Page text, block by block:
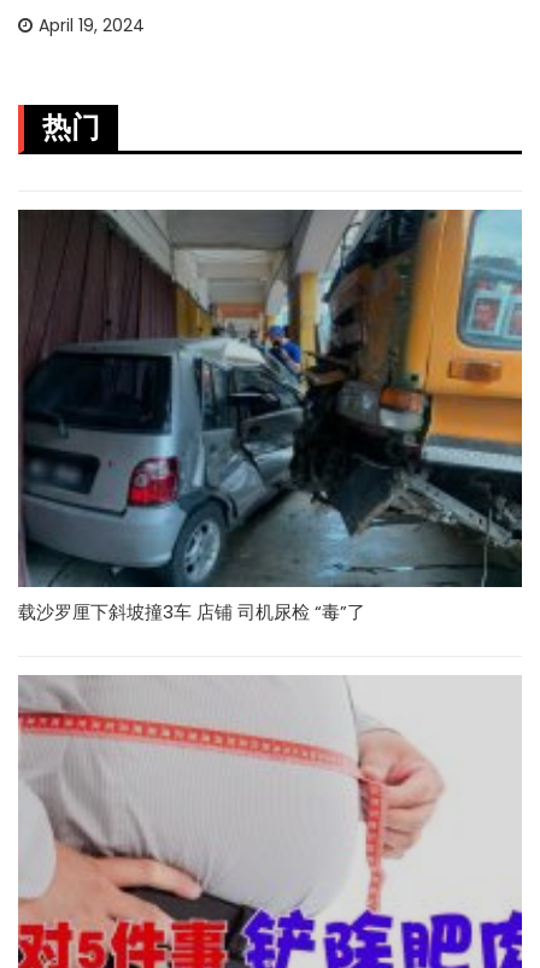
April 19, 2024
热门
载沙罗厘下斜坡撞3车 店铺 司机尿检 “毒”了